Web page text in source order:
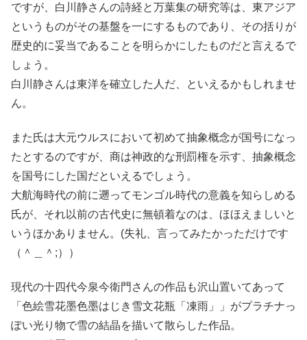
ですが、白川静さんの詩経と万葉集の研究等は、東アジア
というものがその基盤を一にするものであり、その括りが
歴史的に妥当であることを明らかにしたものだと言えるで
しょう。
白川静さんは東洋を確立した人だ、といえるかもしれませ
ん。
また氏は大元ウルスにおいて初めて抽象概念が国号になっ
たとするのですが、商は神政的な刑罰権を示す、抽象概念
を国号にした国だといえるでしょう。
大航海時代の前に遡ってモンゴル時代の意義を知らしめる
氏が、それ以前の古代史に無頓着なのは、ほほえましいと
いうほかありません。(失礼、言ってみたかっただけです
（＾＿＾;））
現代の十四代今泉今衛門さんの作品も沢山置いてあって
「色絵雪花墨色墨はじき雪文花瓶「凍雨」」がプラチナっ
ぽい光り物で雪の結晶を描いて散らした作品。